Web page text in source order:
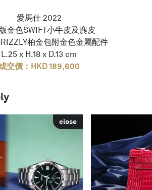
愛馬仕 2022
金色SWIFT小牛皮及麂皮
柏金包附金色金屬配件
L.25 x H.18 x D.13 cm
交價：HKD 189,600
close